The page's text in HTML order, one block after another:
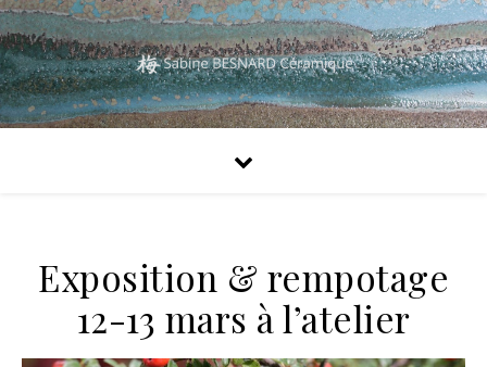
Exposition & rempotage
12-13 mars à l’atelier